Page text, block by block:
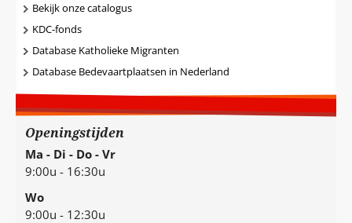
Bekijk onze catalogus
KDC-fonds
Database Katholieke Migranten
Database Bedevaartplaatsen in Nederland
Openingstijden
Ma - Di - Do - Vr
9:00u - 16:30u
Wo
9:00u - 12:30u